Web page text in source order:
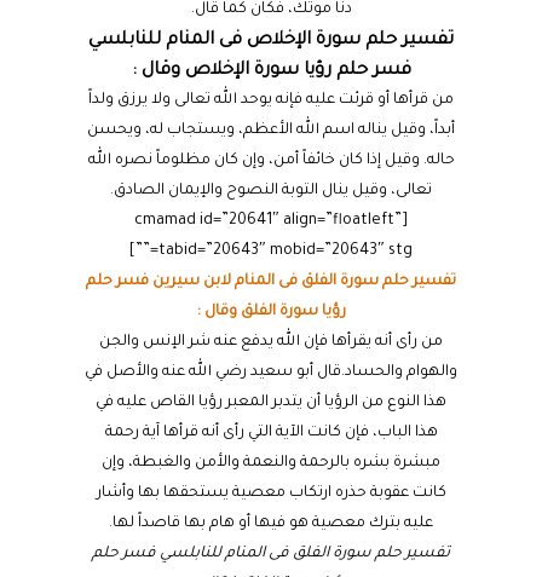
دنا موتك، فكان كما قال.
تفسير حلم سورة الإخلاص فى المنام للنابلسي
فسر حلم رؤيا سورة الإخلاص وقال :
من قرأها أو قرئت عليه فإنه يوحد الله تعالى ولا يرزق ولداً
أبداً، وقيل يناله اسم الله الأعظم، ويستجاب له، ويحسن
حاله. وقيل إذا كان خائفاً أمن، وإن كان مظلوماً نصره الله
تعالى، وقيل ينال التوبة النصوح والإيمان الصادق.
[cmamad id=”20641″ align=”floatleft”
tabid=”20643″ mobid=”20643″ stg=””]
تفسير حلم سورة الفلق فى المنام لابن سيرين فسر حلم
رؤيا سورة الفلق وقال :
من رأى أنه يقرأها فإن الله يدفع عنه شر الإنس والجن
والهوام والحساد.قال أبو سعيد رضي الله عنه والأصل في
هذا النوع من الرؤيا أن يتدبر المعبر رؤيا القاص عليه في
هذا الباب، فإن كانت الآية التي رأى أنه قرأها آية رحمة
مبشرة بشره بالرحمة والنعمة والأمن والغبطة، وإن
كانت عقوبة حذره ارتكاب معصية يستحقها بها وأشار
عليه بترك معصية هو فيها أو هام بها قاصداً لها.
تفسير حلم سورة الفلق فى المنام للنابلسي فسر حلم